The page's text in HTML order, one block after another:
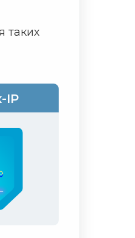
таких
IP